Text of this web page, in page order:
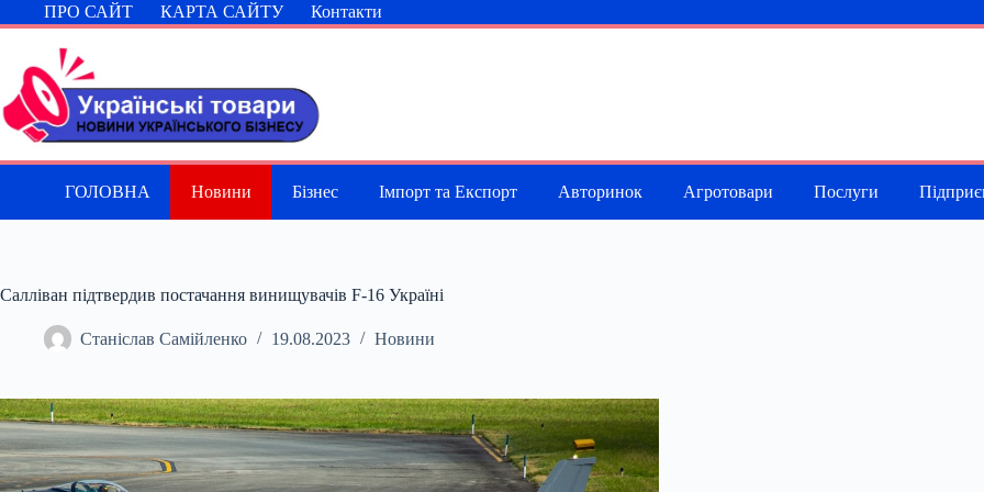
Перейти
до
ПРО САЙТ КАРТА САЙТУ Контакти
ГОЛОВНА Новини Бізнес Імпорт та Експорт Авторинок Агротовари Послуги
Салліван підтвердив постачання винищувачів F-16 Україні
Станіслав Самійленко 19.08.2023 Новини